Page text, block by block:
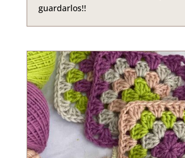
guardarlos!!